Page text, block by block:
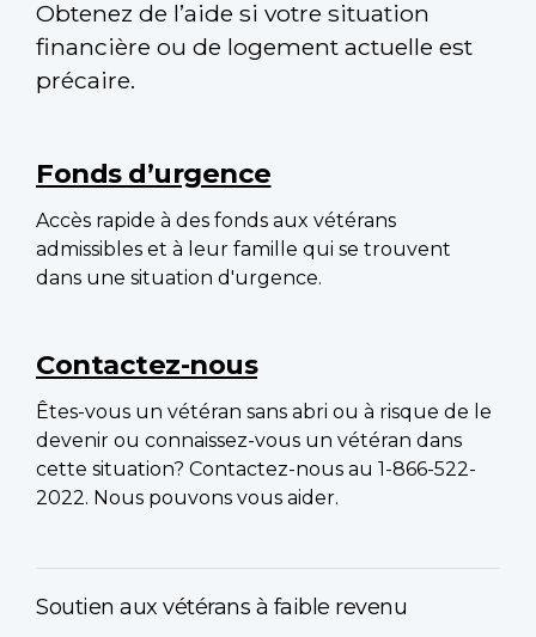
Obtenez de l’aide si votre situation
financière ou de logement actuelle est
précaire.
navigation
Fonds d’urgence
Accès rapide à des fonds aux vétérans
admissibles et à leur famille qui se trouvent
dans une situation d'urgence.
Contactez-nous
Êtes-vous un vétéran sans abri ou à risque de le
devenir ou connaissez-vous un vétéran dans
cette situation? Contactez-nous au 1-866-522-
2022. Nous pouvons vous aider.
Soutien aux vétérans à faible revenu